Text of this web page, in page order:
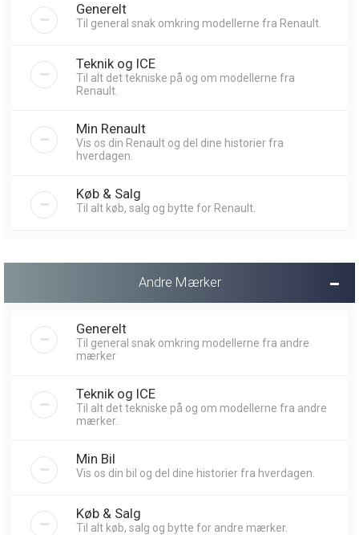
Generelt
Til general snak omkring modellerne fra Renault.
Teknik og ICE
Til alt det tekniske på og om modellerne fra
Renault.
Min Renault
Vis os din Renault og del dine historier fra
hverdagen.
Køb & Salg
Til alt køb, salg og bytte for Renault.
Andre Mærker
Generelt
Til general snak omkring modellerne fra andre
mærker
Teknik og ICE
Til alt det tekniske på og om modellerne fra andre
mærker.
Min Bil
Vis os din bil og del dine historier fra hverdagen.
Køb & Salg
Til alt køb, salg og bytte for andre mærker.